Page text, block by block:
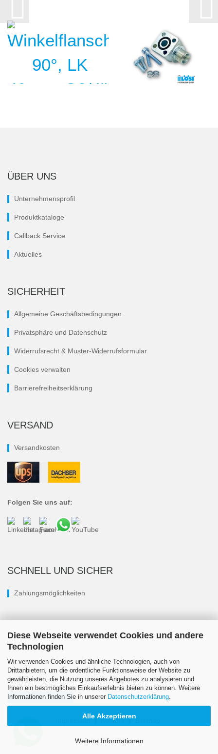
Diese Webseite verwendet Cookies und andere
Technologien
Wir verwenden Cookies und ähnliche Technologien, auch von
Drittanbietern, um die ordentliche Funktionsweise der Website zu
gewährleisten, die Nutzung unseres Angebotes zu analysieren und
Ihnen ein bestmögliches Einkaufserlebnis bieten zu können. Weitere
Informationen finden Sie in unserer Datenschutzerklärung.
Alle Akzeptieren
Weitere Informationen
ÜBER UNS
Unternehmensprofil
Produktkataloge
Callback Service
Aktuelles
SICHERHEIT
Allgemeine Geschäftsbedingungen
Privatsphäre und Datenschutz
Widerrufsrecht & Muster-Widerrufsformular
Cookies verwalten
Barrierefreiheitserklärung
VERSAND
Versandkosten
Folgen Sie uns auf:
SCHNELL UND SICHER
Zahlungsmöglichkeiten
Vertrag widerrufen
Impressum Kontakt Sitemap
© LÖSI 2026